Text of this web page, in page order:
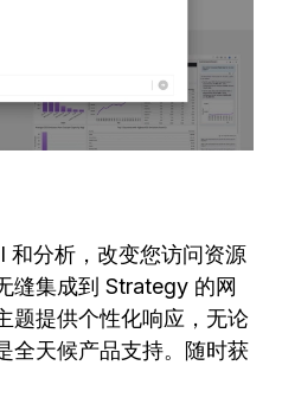
分析，改变您访问资源
缝集成到 Strategy 的网
题提供个性化响应，无论
全天候产品支持。随时获